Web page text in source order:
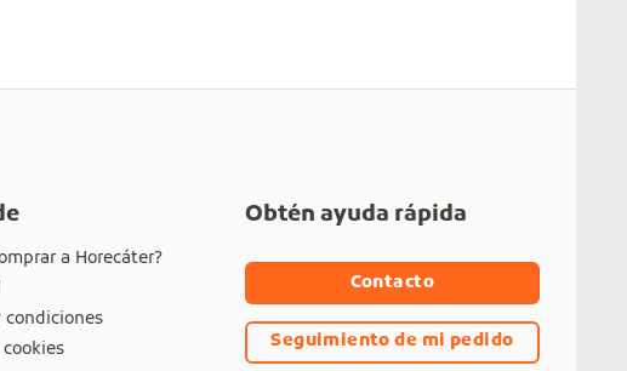
a Horecáter?
condiciones
Obtén ayuda rápida
Contacto
Seguimiento de mi pedido